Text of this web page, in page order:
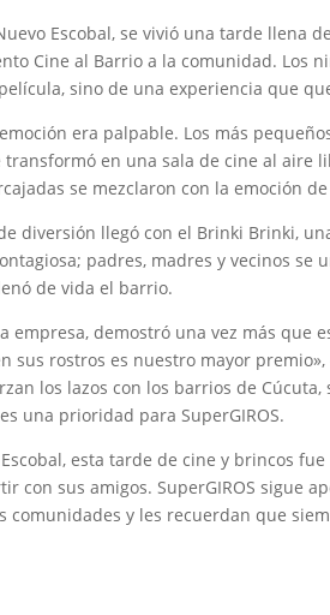
Escobal, se vivió una tarde llena
Cine al Barrio a la comunidad. Los
sino de una experiencia que
era palpable. Los más
en una sala de cine al aire
se mezclaron con la emoción
diversión llegó con el Brinki Brinki,
padres, madres y vecinos
de vida el barrio.
empresa, demostró una vez más
sus rostros es nuestro mayor
los lazos con los barrios de
una prioridad para SuperGIROS.
esta tarde de cine y brincos
con sus amigos. SuperGIROS sigue
comunidades y les recuerdan que